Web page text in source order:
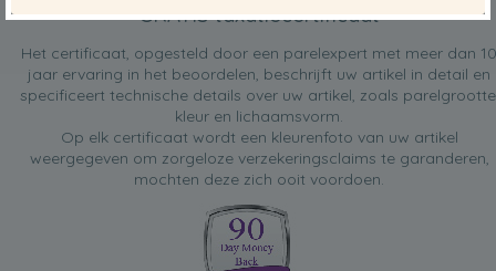
GRATIS taxatiecertificaat
Het certificaat, opgesteld door een parelexpert met meer dan 10
jaar ervaring in het beoordelen, beschrijft uw artikel in detail en
specificeert technische details over uw artikel, zoals
kleur en lichaamsvorm.
Op elk certificaat wordt een kleurenfoto van uw artikel
weergegeven om zorgeloze verzekeringsclaims te garanderen,
mochten deze zich ooit voordoen.